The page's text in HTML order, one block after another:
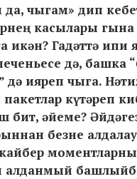
чыгам» дип
касылары
икән? Гадәттә ипи
дә, башка
дә ияреп чыга.
күтәреп
бит, әйеме?
безне
моментларны
алданмый